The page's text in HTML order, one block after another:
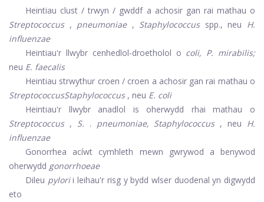
Heintiau clust / trwyn / gwddf a achosir gan rai mathau o
Streptococcus, pneumoniae, Staphylococcusspp., neu H.
influenzae
Heintiau'r llwybr cenhedlol-droetholol o coli, P. mirabilis;
neu E. faecalis
Heintiau strwythur croen / croen a achosir gan rai mathau o
StreptococcusStaphylococcus, neu E. coli
Heintiau'r llwybr anadlol is oherwydd rhai mathau o
Streptococcus, S. . pneumoniae, Staphylococcus, neu H.
influenzae
Gonorrhea acíwt cymhleth mewn gwrywod a benywod
oherwydd gonorrhoeae
Dileu pylorii leihau'r risg y bydd wlser duodenal yn digwydd
eto